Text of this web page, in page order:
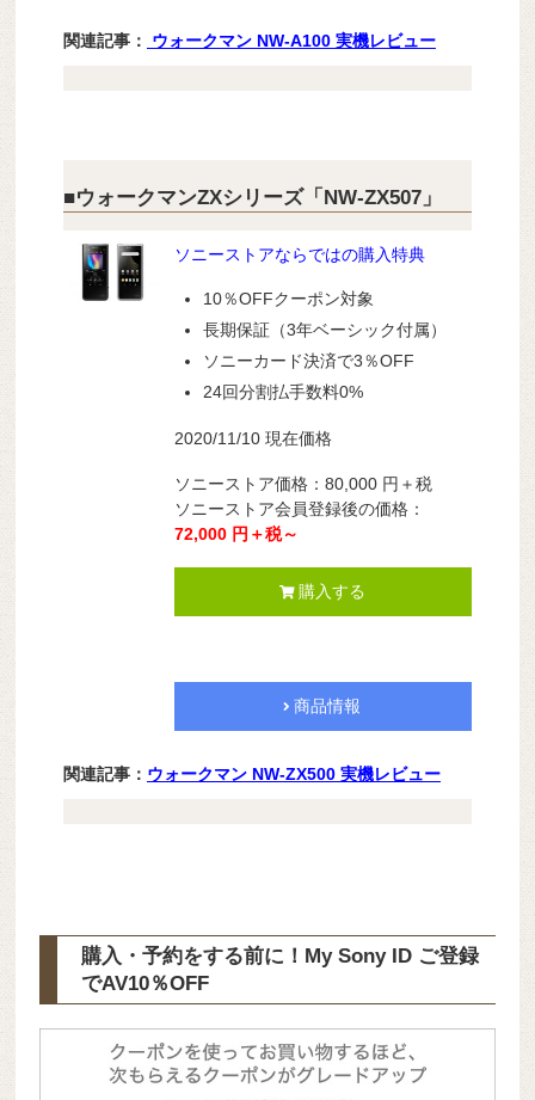
関連記事： ウォークマン NW-A100 実機レビュー
■ウォークマンZXシリーズ「NW-ZX507」
ソニーストアならではの購入特典
10％OFFクーポン対象
長期保証（3年ベーシック付属）
ソニーカード決済で3％OFF
24回分割払手数料0%
2020/11/10 現在価格
ソニーストア価格：80,000 円＋税
ソニーストア会員登録後の価格：
72,000 円＋税～
購入する
商品情報
関連記事： ウォークマン NW-ZX500 実機レビュー
購入・予約をする前に！My Sony ID ご登録
でAV10％OFF